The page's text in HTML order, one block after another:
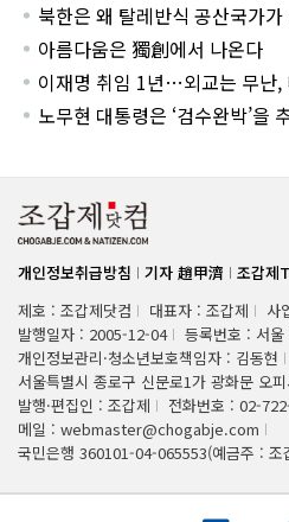
북한은 왜 탈레반식 공산국가
아름다움은 獨創에서 나온다
이재명 취임 1년…외교는 무난,
노무현 대통령은 ‘검수완박’을
개인정보취급방침 기자 趙甲濟
조갑제
제호 : 조갑제닷컴
대표자 : 조갑제
사
발행일자 : 2005-12-04
등록번호 : 서
개인정보관리·청소년보호책임자 : 김동현
서울특별시 종로구 신문로1가 광화문 오
발행·편집인 : 조갑제
전화번호 : 02-
메일 : webmaster@chogabje.com
국민은행 360101-04-065553(예금주 : 조